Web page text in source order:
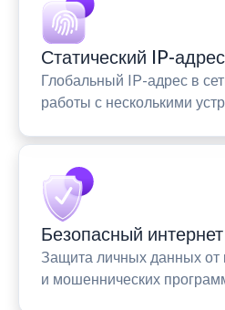
Статический IP-адрес
Глобальный IP-адрес в
работы с несколькими
Безопасный интернет
Защита личных данных от
и мошеннических